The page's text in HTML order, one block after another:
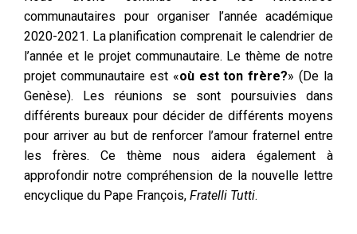
communautaires pour organiser l’année académique
2020-2021. La planification comprenait le calendrier de
l’année et le projet communautaire. Le thème de notre
projet communautaire est «où est ton frère?» (De la
Genèse). Les réunions se sont poursuivies dans
différents bureaux pour décider de différents moyens
pour arriver au but de renforcer l’amour fraternel entre
les frères. Ce thème nous aidera également à
approfondir notre compréhension de la nouvelle lettre
encyclique du Pape François, Fratelli Tutti.